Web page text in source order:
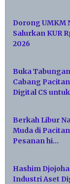
Dorong UMKM
Salurkan KUR
2026
Buka
Cabang
Digital CS
Berkah Libur
Muda di
Pesanan hi…
Hashim
Industri Aset